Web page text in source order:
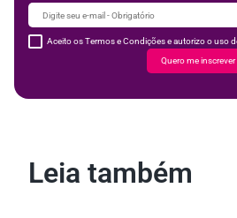
Aceito os Termos e Condições e autorizo o uso
Quero me inscrever
Leia também